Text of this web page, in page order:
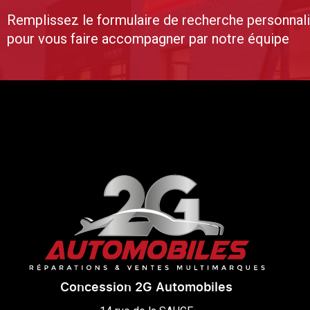
Remplissez le formulaire de recherche
pour vous faire accompagner par notre équipe
Concession 2G Automobiles